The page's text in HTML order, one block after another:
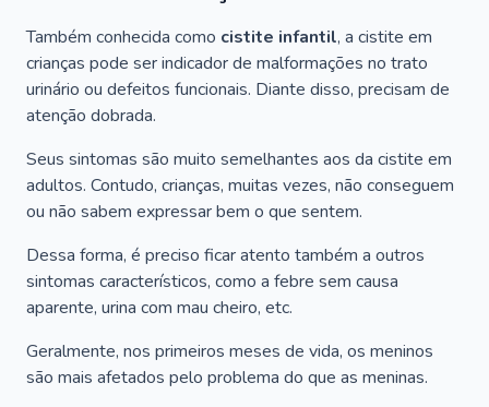
Também conhecida como cistite infantil, a cistite em
crianças pode ser indicador de malformações no trato
urinário ou defeitos funcionais. Diante disso, precisam de
atenção dobrada.
Seus sintomas são muito semelhantes aos da cistite em
adultos. Contudo, crianças, muitas vezes, não conseguem
ou não sabem expressar bem o que sentem.
Dessa forma, é preciso ficar atento também a outros
sintomas característicos, como a febre sem causa
aparente, urina com mau cheiro, etc.
Geralmente, nos primeiros meses de vida, os meninos
são mais afetados pelo problema do que as meninas.